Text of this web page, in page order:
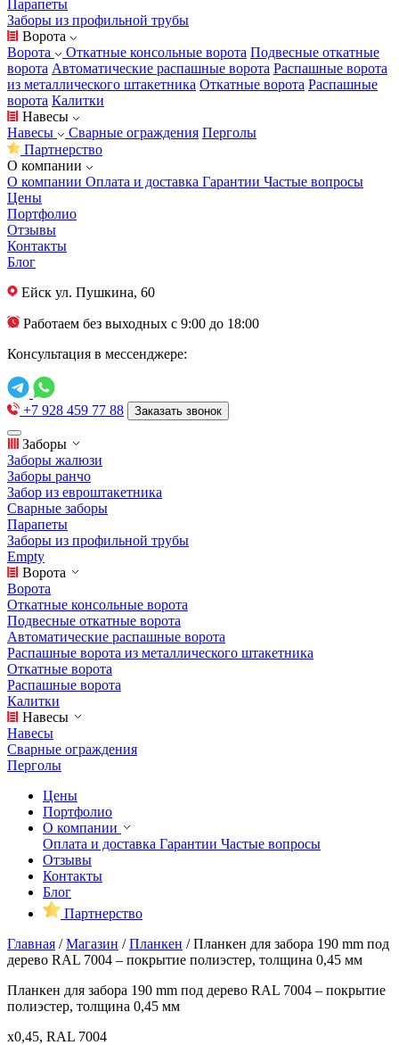
Парапеты
Заборы из профильной трубы
Ворота
Ворота
Откатные консольные ворота Подвесные откатные
ворота Автоматические распашные ворота Распашные ворота
из металлического штакетника Откатные ворота Распашные
ворота Калитки
Навесы
Навесы
Сварные ограждения Перголы
Партнерство
О компании
О компании Оплата и доставка Гарантии Частые вопросы
Цены
Портфолио
Отзывы
Контакты
Блог
Ейск ул. Пушкина, 60
Работаем без выходных с 9:00 до 18:00
Консультация в мессенджере:
+7 928 459 77 88 Заказать звонок
Заборы
Заборы жалюзи
Заборы ранчо
Забор из евроштакетника
Сварные заборы
Парапеты
Заборы из профильной трубы
Empty
Ворота
Ворота
Откатные консольные ворота
Подвесные откатные ворота
Автоматические распашные ворота
Распашные ворота из металлического штакетника
Откатные ворота
Распашные ворота
Калитки
Навесы
Навесы
Сварные ограждения
Перголы
Цены
Портфолио
О компании
Оплата и доставка Гарантии Частые вопросы
Отзывы
Контакты
Блог
Партнерство
Главная /Магазин /Планкен /Планкен для забора 190 mm под
дерево RAL 7004 – покрытие полиэстер, толщина 0,45 мм
Планкен для забора 190 mm под дерево RAL 7004 – покрытие
полиэстер, толщина 0,45 мм
x0,45, RAL 7004